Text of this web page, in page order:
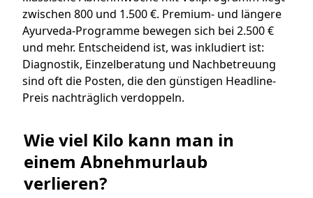
zwischen 800 und 1.500 €. Premium- und längere
Ayurveda-Programme bewegen sich bei 2.500 €
und mehr. Entscheidend ist, was inkludiert ist:
Diagnostik, Einzelberatung und Nachbetreuung
sind oft die Posten, die den günstigen Headline-
Preis nachträglich verdoppeln.
Wie viel Kilo kann man in
einem Abnehmurlaub
verlieren?